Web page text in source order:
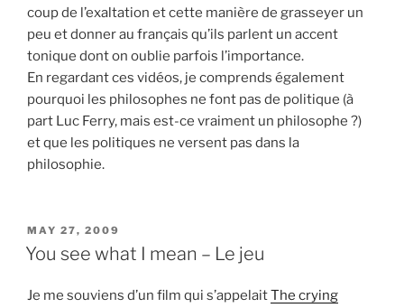
coup de l’exaltation et cette manière de grasseyer un
peu et donner au français qu’ils parlent un accent
tonique dont on oublie parfois l’importance.
En regardant ces vidéos, je comprends également
pourquoi les philosophes ne font pas de politique (à
part Luc Ferry, mais est-ce vraiment un philosophe ?)
et que les politiques ne versent pas dans la
philosophie.
POSTED
ON
MAY 27, 2009
You see what I mean – Le jeu
Je me souviens d’un film qui s’appelaitThe crying